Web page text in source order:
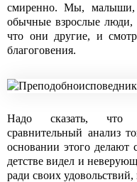
смиренно. Мы, малыши,
обычные взрослые
что они другие, и
благоговения.
Надо сказать, что
сравнительный анализ
основании этого
детстве видел и
ради своих удовольствий,